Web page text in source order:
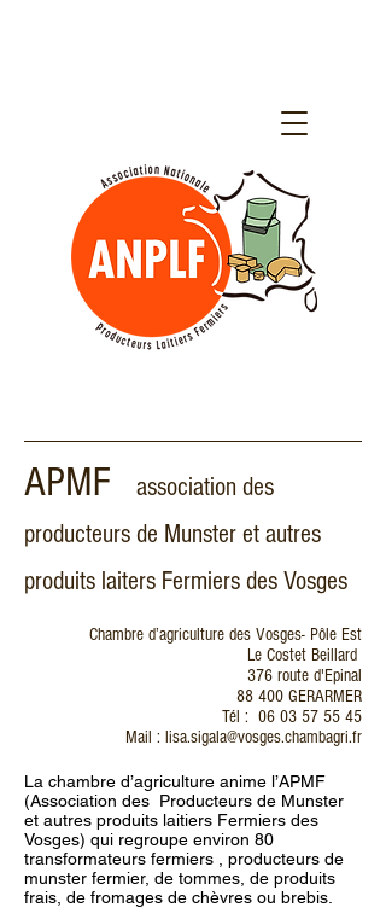
APMF
association des
producteurs de Munster et autres
produits laiters Fermiers des Vosges
Chambre d’agriculture des Vosges- Pôle Est
Le Costet Beillard
376 route d'Epinal
88 400 GERARMER
Tél : 06 03 57 55 45
Mail : lisa.sigala@vosges.chambagri.fr
La chambre d’agriculture anime l’APMF
(Association des Producteurs de Munster
et autres produits laitiers Fermiers des
Vosges) qui regroupe environ 80
transformateurs fermiers , producteurs de
munster fermier, de tommes, de produits
frais, de fromages de chèvres ou brebis.